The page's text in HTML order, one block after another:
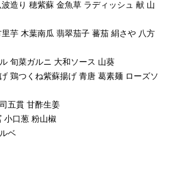
波造り 穂紫蘇 金魚草 ラディッシュ 献 山
里芋 木葉南瓜 翡翠茄子 蕃茄 絹さや 八方
旬菜ガルニ 大和ソース 山葵
鶏つくね紫蘇揚げ 青唐 葛素麺 ローズソ
五貫 甘酢生姜
小口葱 粉山椒
ベ